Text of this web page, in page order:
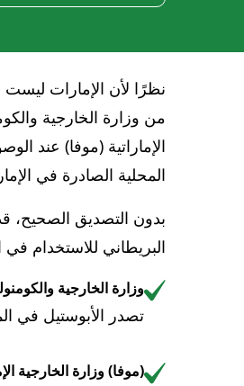
نظرًا لأن الإمارات
من وزارة الخارجية
الإماراتية (موفا) عند
المحلية الصادرة في
بدون التصديق الصحيح،
البريطاني للاستخدام
وزارة الخارجية
تصدر الأبوستيل في
(موفا) وزارة الخارجية